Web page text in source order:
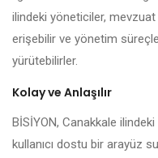
ilindeki yöneticiler,
erişebilir ve yönetim
yürütebilirler.
Kolay ve Anlaşılır
BİSİYON, Canakkale
kullanıcı dostu bir arayüz